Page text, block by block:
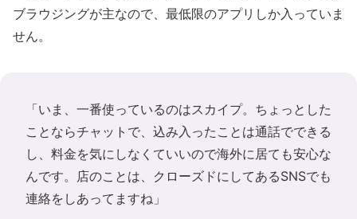
ブラウジングが主なので、最低限のアプリしか入っていま
せん。
「いま、一番使っているのはスカイプ。ちょっとした
ことならチャットで、込み入ったことは通話でできる
し、料金を気にしなくていいので海外に居ても安心な
んです。店のことは、クローズドにしてあるSNSでも
連絡をしあってますね」